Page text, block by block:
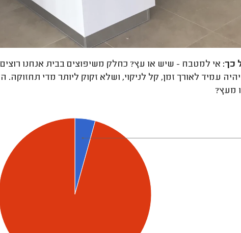
כך: אי למטבח - שיש או עץ? כחלק משיפוצים בבית אנחנו
עמיד לאורך זמן, קל לניקוי, ושלא זקוק ליותר מדי תחזוקה.
מעץ?